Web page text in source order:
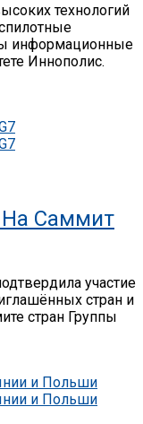
технологий
информационные
Иннополис.
На Саммит
участие
стран и
стран Группы